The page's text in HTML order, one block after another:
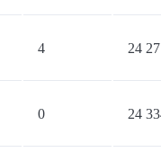
4 24
0 24